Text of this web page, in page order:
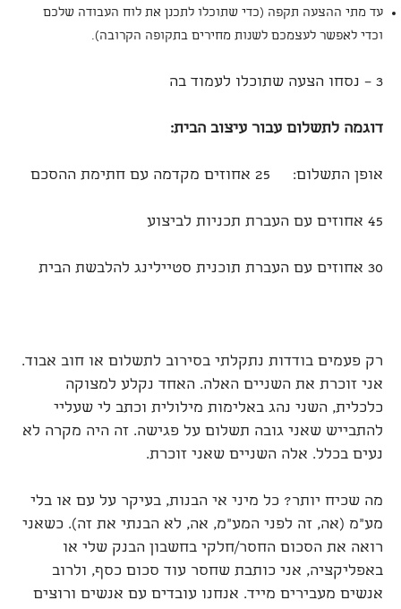
עד מתי ההצעה תקפה (כדי שתוכלו לתכנן את לוח העבודה שלכם
וכדי לאפשר לעצמכם לשנות מחירים בתקופה הקרובה).
3 – נסחו הצעה שתוכלו לעמוד בה
דוגמה לתשלום עבור עיצוב הבית:
אופן התשלום: 25 אחוזים מקדמה עם חתימת ההסכם
45 אחוזים עם העברת תכניות לביצוע
30 אחוזים עם העברת תוכנית סטיילינג להלבשת הבית
רק פעמים בודדות נתקלתי בסירוב לתשלום או חוב אבוד.
אני זוכרת את השניים האלה. האחד נקלע למצוקה
כלכלית, השני נהג באלימות מילולית וכתב לי שעליי
להתבייש שאני גובה תשלום על פגישה. זה היה מקרה לא
נעים בכלל. אלה השניים שאני זוכרת.
מה שכיח יותר? כל מיני אי הבנות, בעיקר על עם או בלי
מע"מ (אה, זה לפני המע"מ, אה, לא הבנתי את זה). כשאני
רואה את הסכום החסר/חלקי בחשבון הבנק שלי או
באפליקציה, אני כותבת שחסר עוד סכום כסף, ולרוב
אנשים מעבירים מייד. אנחנו עובדים עם אנשים ורוצים